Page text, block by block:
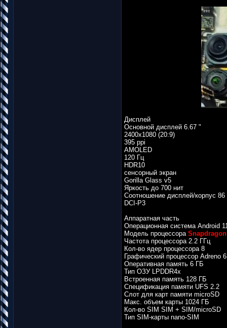
Дисплей
Основной дисплей 6.67 "
2400x1080 (20:9)
395 ppi
AMOLED
120 Гц
HDR10
сенсорный экран
Gorilla Glass v5
Яркость до 700 нит
Соотношение дисплей/корпус 86
DCI-P3
Аппаратная часть
Операционная система Android
Модель процессора
Частота процессора 2.2 ГГц
Кол-во ядер процессора 8
Графический процессор Adreno
Оперативная память 6 ГБ
Тип ОЗУ LPDDR4x
Встроенная память 128 ГБ
Спецификация памяти UFS 2.2
Слот для карт памяти microSD
Макс. объем карты 1024 ГБ
Кол-во SIM SIM + SIM/microSD
Тип SIM-карты nano-SIM